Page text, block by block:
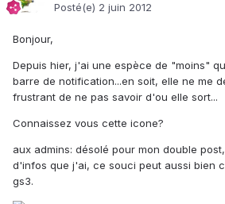
Posté(e) 2 juin 2012
Bonjour,
Depuis hier, j'ai une espèce de "moins"
barre de notification...en soit, elle ne me
frustrant de ne pas savoir d'ou elle sort...
Connaissez vous cette icone?
aux admins: désolé pour mon double
d'infos que j'ai, ce souci peut aussi bien
gs3.